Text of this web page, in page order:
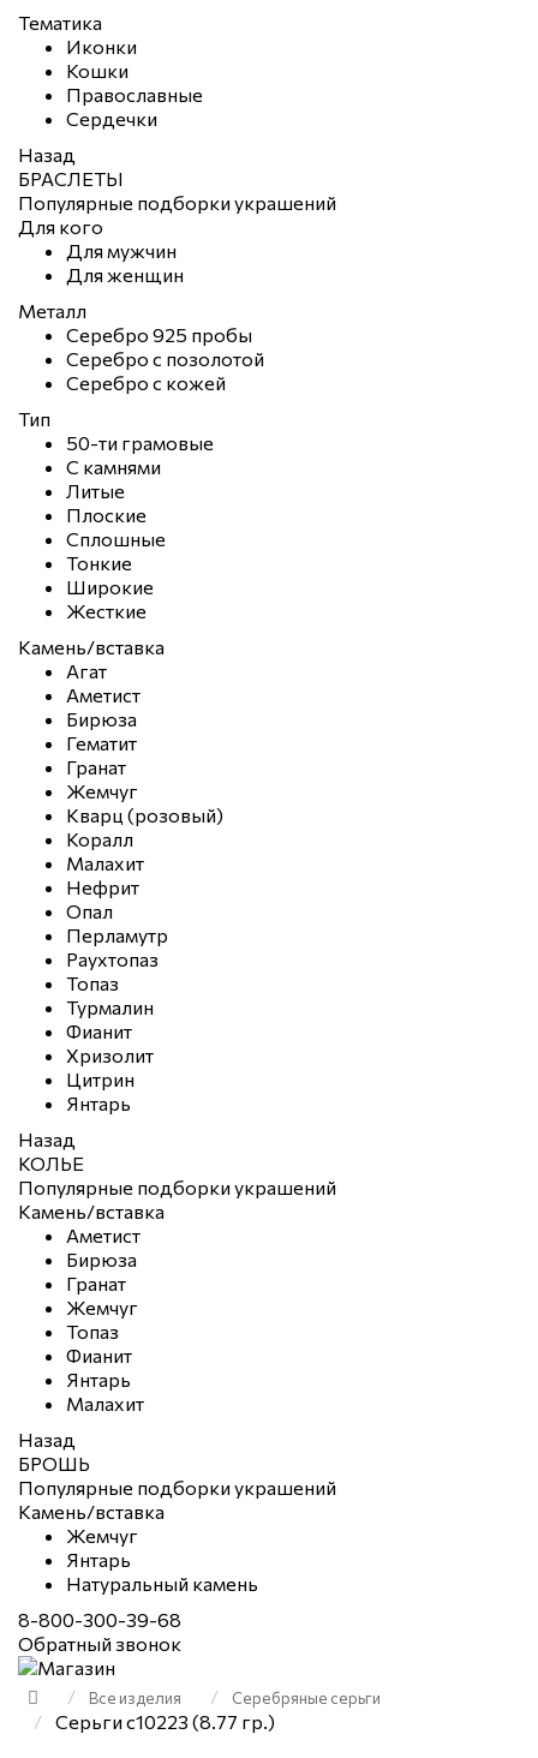
Тематика
Иконки
Кошки
Православные
Сердечки
Назад
БРАСЛЕТЫ
Популярные подборки украшений
Для кого
Для мужчин
Для женщин
Металл
Серебро 925 пробы
Серебро с позолотой
Серебро с кожей
Тип
50-ти грамовые
С камнями
Литые
Плоские
Сплошные
Тонкие
Широкие
Жесткие
Камень/вставка
Агат
Аметист
Бирюза
Гематит
Гранат
Жемчуг
Кварц (розовый)
Коралл
Малахит
Нефрит
Опал
Перламутр
Раухтопаз
Топаз
Турмалин
Фианит
Хризолит
Цитрин
Янтарь
Назад
КОЛЬЕ
Популярные подборки украшений
Камень/вставка
Аметист
Бирюза
Гранат
Жемчуг
Топаз
Фианит
Янтарь
Малахит
Назад
БРОШЬ
Популярные подборки украшений
Камень/вставка
Жемчуг
Янтарь
Натуральный камень
8-800-300-39-68
Обратный звонок
Все изделия Серебряные серьги
Серьги с10223 (8.77 гр.)